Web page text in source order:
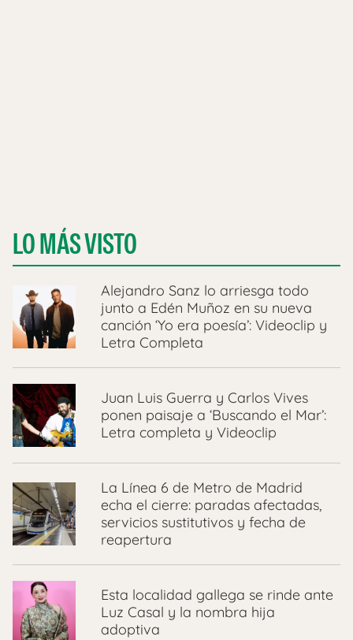
LO MÁS VISTO
Alejandro Sanz lo arriesga todo
junto a Edén Muñoz en su nueva
canción ‘Yo era poesía’: Videoclip y
Letra Completa
Juan Luis Guerra y Carlos Vives
ponen paisaje a ‘Buscando el Mar’:
Letra completa y Videoclip
La Línea 6 de Metro de Madrid
echa el cierre: paradas afectadas,
servicios sustitutivos y fecha de
reapertura
Esta localidad gallega se rinde ante
Luz Casal y la nombra hija
adoptiva